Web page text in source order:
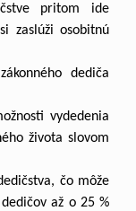
pritom ide
zaslúži osobitnú
dediča
vydedenia
života slovom
čo môže
až o 25 %